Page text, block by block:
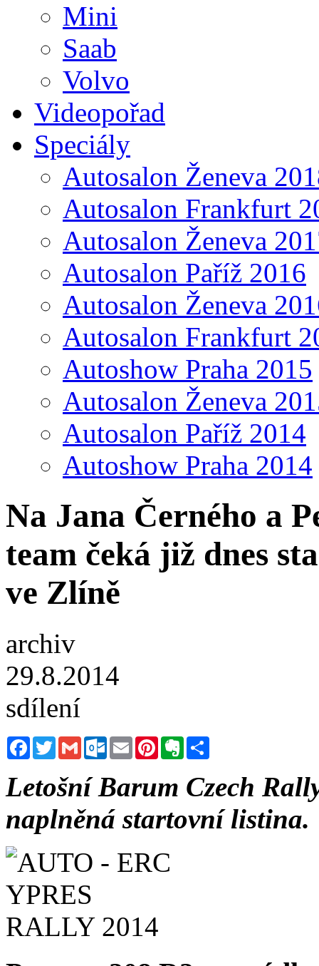
Mini
Saab
Volvo
Videopořad
Speciály
Autosalon Ženeva
Autosalon Frankfurt
Autosalon Ženeva
Autosalon Paříž 2016
Autosalon Ženeva
Autosalon Frankfurt
Autoshow Praha 2015
Autosalon Ženeva
Autosalon Paříž 2014
Autoshow Praha 2014
Na Jana Černého a
team čeká již dnes
ve Zlíně
archiv
29.8.2014
sdílení
FacebookTwitterGmail Outlook.com
Email PinterestEvernote
Letošní Barum Czech
naplněná startovní listina.